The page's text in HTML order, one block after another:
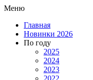
Меню
Главная
Новинки 2026
По году
2025
2024
2023
2022